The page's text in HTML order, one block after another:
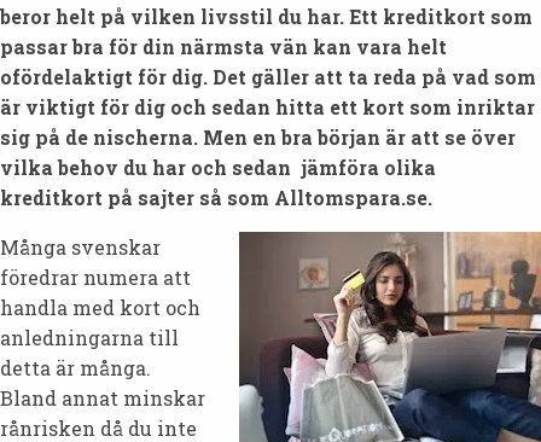
beror helt på vilken livsstil du har. Ett kreditkort som
passar bra för din närmsta vän kan vara helt
ofördelaktigt för dig. Det gäller att ta reda på vad som
är viktigt för dig och sedan hitta ett kort som inriktar
sig på de nischerna. Men en bra början är att se över
vilka behov du har och sedan jämföra olika
kreditkort på sajter så som Alltomspara.se.
Många svenskar
föredrar numera att
handla med kort och
anledningarna till
detta är många.
Bland annat minskar
rånrisken då du inte